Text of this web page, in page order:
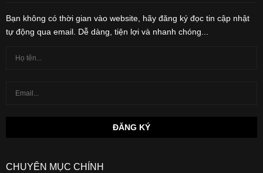
Bạn không có thời gian vào website, hãy đăng ký đọc tin cập nhật
tự động qua email. Dễ dàng, tiện lợi và nhanh chóng...
CHUYÊN MỤC CHÍNH